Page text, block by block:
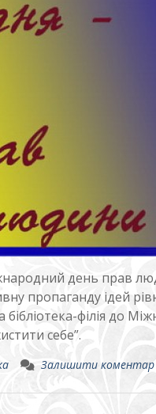
день прав
пропаганду ідей
філія до
себе”.
Залишити коментар